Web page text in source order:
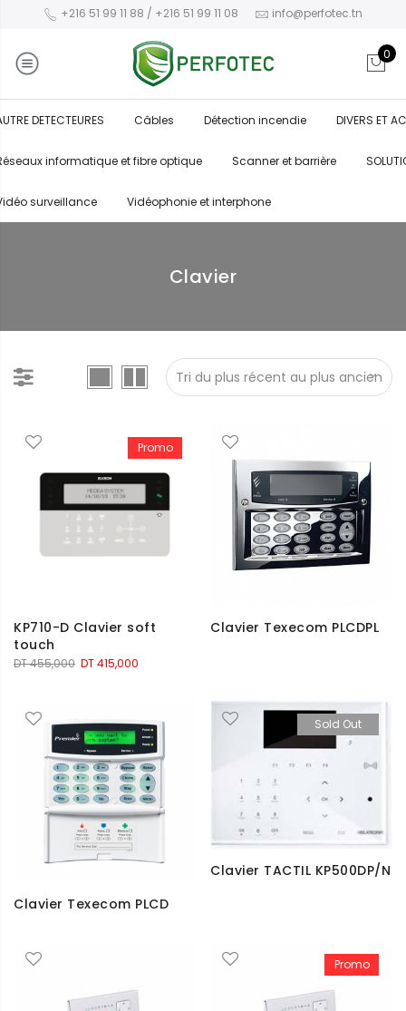
+216 51 99 11 88 / +216 51 99 11 08 info@perfotec.tn
0
DETECTEURES Câbles Détection incendie DIVERS ET
informatique et fibre optique Scanner et barrière
surveillance Vidéophonie et interphone
Clavier
Promo
KP710-D Clavier soft
touch
DT455,000 Le
était :
DT 455,000.
DT415,000
DT 415,000.
Clavier Texecom PLCDPL
Clavier Texecom PLCD
Sold Out
Clavier TACTIL KP500DP/N
Promo